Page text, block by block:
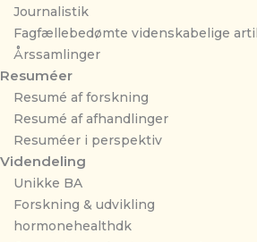
Journalistik
Fagfællebedømte videnskabelige
Årssamlinger
Resuméer
Resumé af forskning
Resumé af afhandlinger
Resuméer i perspektiv
Videndeling
Unikke BA
Forskning & udvikling
hormonehealthdk